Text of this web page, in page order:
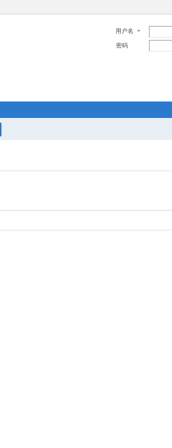
用户名
密码